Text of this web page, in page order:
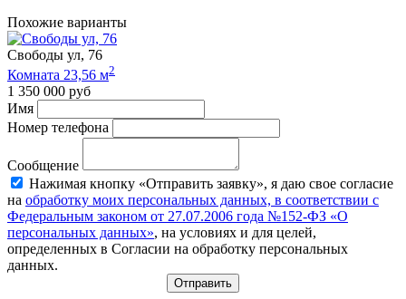
Похожие варианты
Свободы ул, 76
Комната 23,56 м2
1 350 000 руб
Имя
Номер телефона
Сообщение
Нажимая кнопку «Отправить заявку», я даю свое согласие
на обработку моих персональных данных, в соответствии с
Федеральным законом от 27.07.2006 года №152-ФЗ «О
персональных данных», на условиях и для целей,
определенных в Согласии на обработку персональных
данных.
Отправить